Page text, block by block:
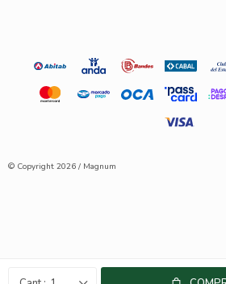
© Copyright 2026 / Magnum